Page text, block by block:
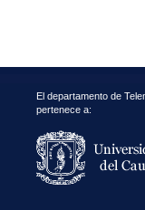
El departamento de
pertenece a: